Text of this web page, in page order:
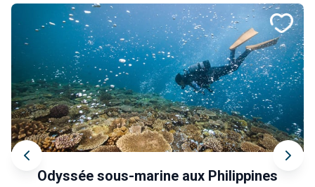
L’Anatolie au fil de l’eau